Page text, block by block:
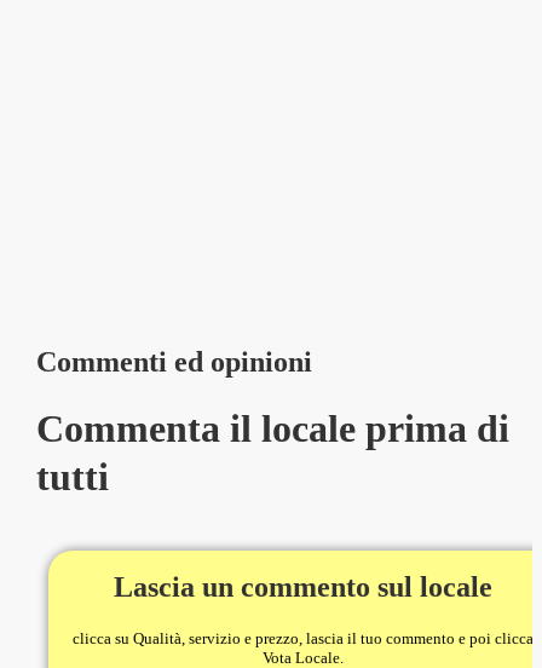
Commenti ed opinioni
Commenta il locale prima di
tutti
Lascia un commento sul locale
clicca su Qualità, servizio e prezzo, lascia il tuo commento e poi clicca
Vota Locale.